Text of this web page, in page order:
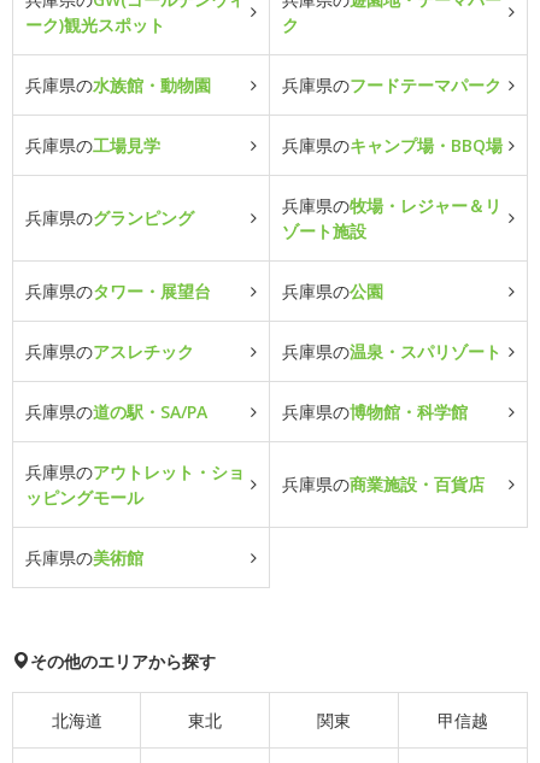
ーク)観光スポット
ク
兵庫県の水族館・動物園 兵庫県のフードテーマパーク
兵庫県の工場見学 兵庫県のキャンプ場・BBQ場
兵庫県のグランピング
兵庫県の牧場・レジャー＆リ
ゾート施設
兵庫県のタワー・展望台 兵庫県の公園
兵庫県のアスレチック 兵庫県の温泉・スパリゾート
兵庫県の道の駅・SA/PA 兵庫県の博物館・科学館
兵庫県のアウトレット・ショ
ッピングモール
兵庫県の商業施設・百貨店
兵庫県の美術館
その他のエリアから探す
北海道 東北 関東 甲信越